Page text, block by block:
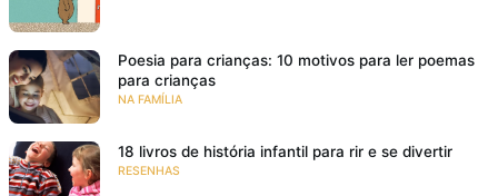
Poesia para crianças: 10 motivos para ler poemas
para crianças
NA FAMÍLIA
18 livros de história infantil para rir e se divertir
RESENHAS